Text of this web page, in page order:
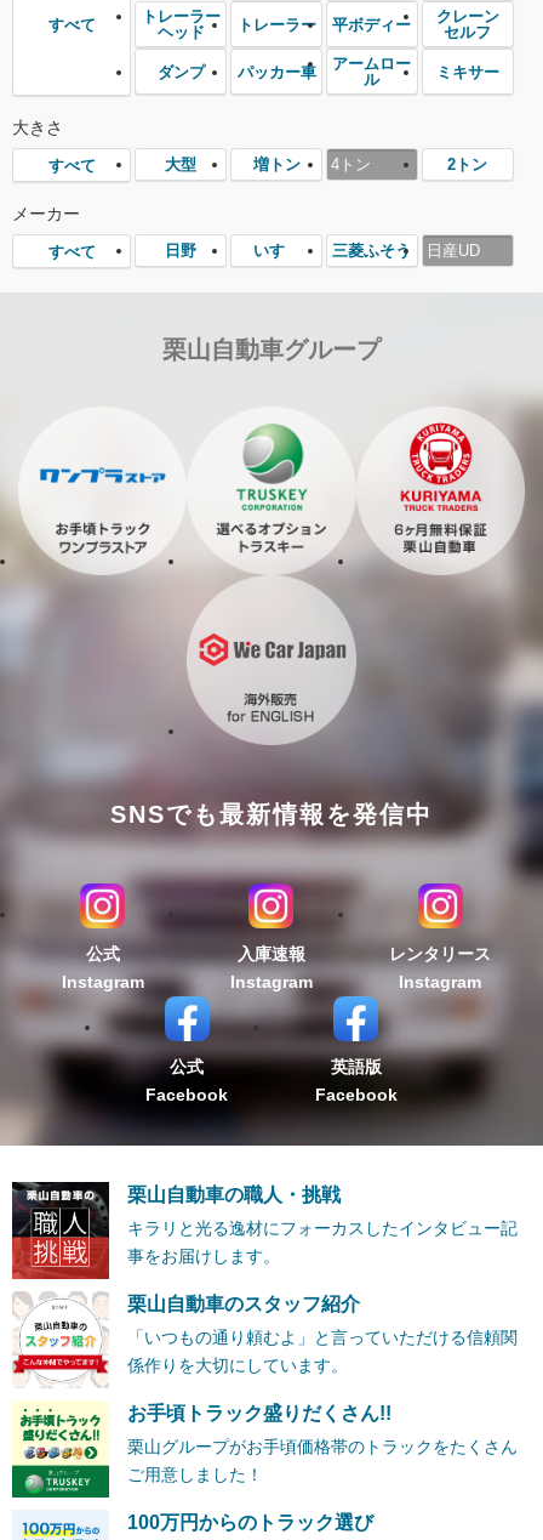
すべて
トレーラー
ヘッド
トレーラー 平ボディー
クレーン
セルフ
ダンプ パッカー車
アームロー
ル
ミキサー
大きさ
すべて 大型 増トン 4トン 2トン
メーカー
すべて 日野 いすゞ 三菱ふそう 日産UD
栗山自動車グループ
SNSでも最新情報を発信中
公式
Instagram
入庫速報
Instagram
レンタリース
Instagram
公式
Facebook
英語版
Facebook
栗山自動車の職人・挑戦
キラリと光る逸材にフォーカスしたインタビュー記
事をお届けします。
栗山自動車のスタッフ紹介
「いつもの通り頼むよ」と言っていただける信頼関
係作りを大切にしています。
お手頃トラック盛りだくさん!!
栗山グループがお手頃価格帯のトラックをたくさん
ご用意しました！
100万円からのトラック選び